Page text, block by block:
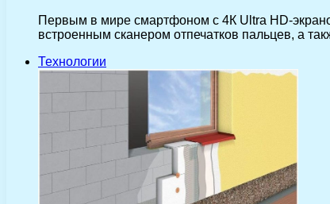
Первым в мире смартфоном с 4К Ultra HD-
встроенным сканером отпечатков пальцев, а
Технологии